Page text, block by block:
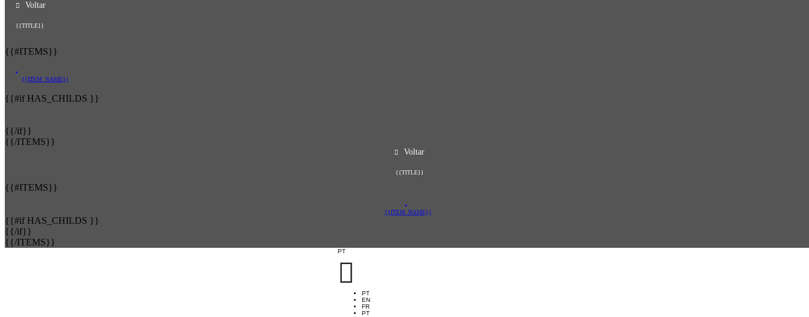
Voltar
{{TITLE}}
{{#ITEMS}}
{{ITEM_NAME}}
{{#if HAS_CHILDS }}
{{/if}}
{{/ITEMS}}
Voltar
{{TITLE}}
{{#ITEMS}}
{{ITEM_NAME}}
{{#if HAS_CHILDS }}
{{/if}}
{{/ITEMS}}
PT

PT
EN
FR
PT